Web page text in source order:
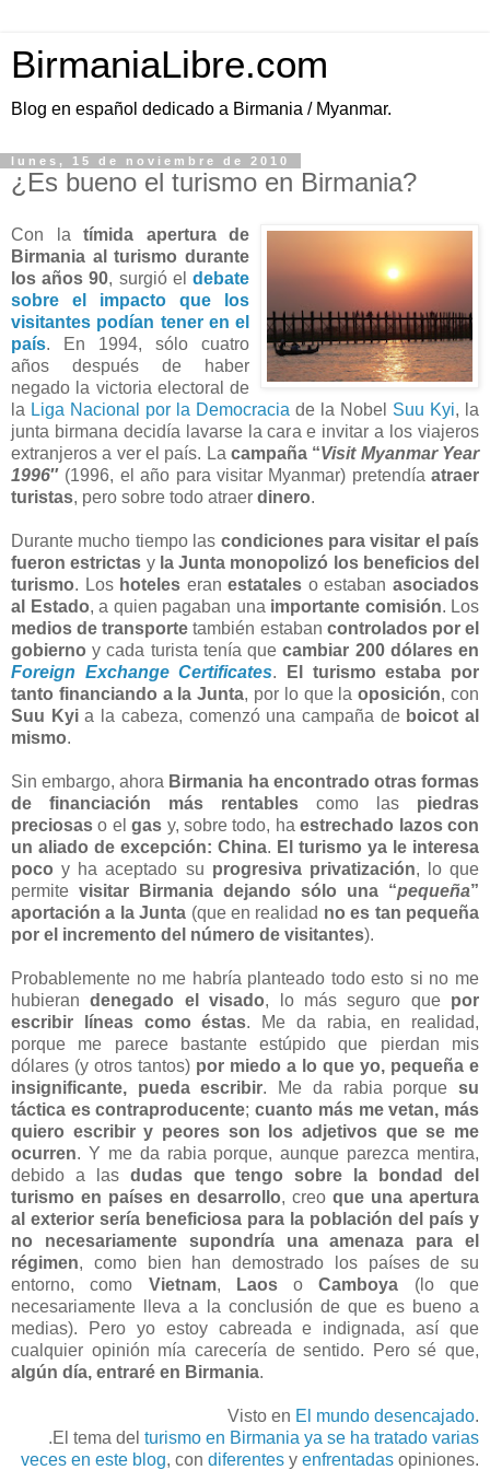
BirmaniaLibre.com
Blog en español dedicado a Birmania / Myanmar.
lunes, 15 de noviembre de 2010
¿Es bueno el turismo en Birmania?
Con la tímida apertura de
Birmania al turismo durante
los años 90, surgió eldebate
sobre el impacto que los
visitantes podían tener en el
país. En 1994, sólo cuatro
años después de haber
negado la victoria electoral de
la Liga Nacional por la Democracia de la Nobel Suu Kyi, la
junta birmana decidía lavarse la cara e invitar a los viajeros
extranjeros a ver el país. La campaña “Visit Myanmar Year
1996″ (1996, el año para visitar Myanmar) pretendía atraer
turistas, pero sobre todo atraer dinero.
Durante mucho tiempo las condiciones para visitar el país
fueron estrictas y la Junta monopolizó los beneficios del
turismo. Los hoteles eranestatales o estabanasociados
al Estado, a quien pagaban una importante comisión. Los
medios de transporte también estaban controlados por el
gobierno y cada turista tenía quecambiar 200 dólares en
Foreign Exchange Certificates.
El turismo estaba por
tanto financiando a la Junta, por lo que laoposición, con
Suu Kyia la cabeza, comenzó una campaña de boicot al
mismo.
Sin embargo, ahora Birmania ha encontrado otras formas
de financiación más rentables como las piedras
preciosas o elgas y, sobre todo, haestrechado lazos con
un aliado de excepción: China. El turismo ya le interesa
poco y ha aceptado su progresiva privatización, lo que
permite visitar Birmania dejando sólo una “pequeña”
aportación a la Junta (que en realidad no es tan pequeña
por el incremento del número de visitantes).
Probablemente no me habría planteado todo esto si no me
hubierandenegado el visado, lo más seguro que por
escribir líneas como éstas. Me da rabia, en realidad,
porque me parece bastante estúpido que pierdan mis
dólares (y otros tantos) por miedo a lo que yo, pequeña e
insignificante, pueda escribir. Me da rabia porquesu
táctica es contraproducente;cuanto más me vetan, más
quiero escribir y peores son los adjetivos que se me
ocurren. Y me da rabia porque, aunque parezca mentira,
debido a las dudas que tengo sobre la bondad del
turismo en países en desarrollo, creo que una apertura
al exterior sería beneficiosa para la población del país y
no necesariamente supondría una amenaza para el
régimen, como bien han demostrado los países de su
entorno, como Vietnam, LaosoCamboya (lo que
necesariamente lleva a la conclusión de que es bueno a
medias). Pero yo estoy cabreada e indignada, así que
cualquier opinión mía carecería de sentido. Pero sé que,
algún día, entraré en Birmania.
Visto en El mundo desencajado.
.El tema del turismo en Birmania ya se ha tratado varias
veces en este blog, con diferentes y enfrentadas opiniones.